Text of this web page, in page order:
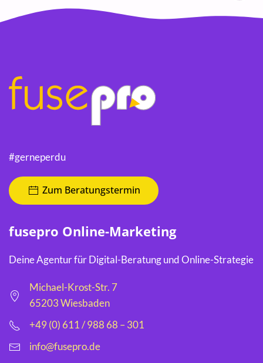
#gerneperdu
Zum Beratungstermin
fusepro Online-Marketing
Deine Agentur für Digital-Beratung und Online-Strategie
Michael-Krost-Str. 7
65203 Wiesbaden
+49 (0) 611 / 988 68 – 301
info@fusepro.de